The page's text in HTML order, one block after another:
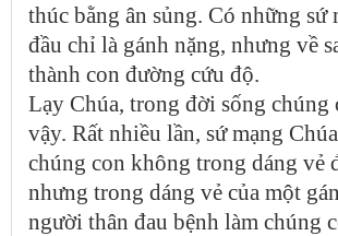
thúc bằng ân sủng. Có những sứ
đầu chỉ là gánh nặng, nhưng về
thành con đường cứu độ.
Lạy Chúa, trong đời sống chúng
vậy. Rất nhiều lần, sứ mạng
chúng con không trong dáng vẻ
nhưng trong dáng vẻ của một
người thân đau bệnh làm chúng